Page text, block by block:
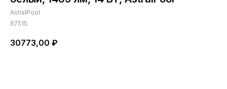
AstralPool
67515
30773,00 ₽